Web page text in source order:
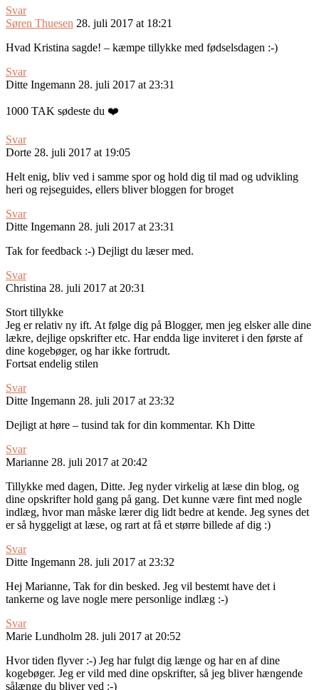
Svar
Søren Thuesen 28. juli 2017 at 18:21
Hvad Kristina sagde! – kæmpe tillykke med fødselsdagen :-)
Svar
Ditte Ingemann 28. juli 2017 at 23:31
1000 TAK sødeste du ❤️
Svar
Dorte 28. juli 2017 at 19:05
Helt enig, bliv ved i samme spor og hold dig til mad og udvikling
heri og rejseguides, ellers bliver bloggen for broget
Svar
Ditte Ingemann 28. juli 2017 at 23:31
Tak for feedback :-) Dejligt du læser med.
Svar
Christina 28. juli 2017 at 20:31
Stort tillykke
Jeg er relativ ny ift. At følge dig på Blogger, men jeg elsker alle dine
lækre, dejlige opskrifter etc. Har endda lige inviteret i den første af
dine kogebøger, og har ikke fortrudt.
Fortsat endelig stilen
Svar
Ditte Ingemann 28. juli 2017 at 23:32
Dejligt at høre – tusind tak for din kommentar. Kh Ditte
Svar
Marianne 28. juli 2017 at 20:42
Tillykke med dagen, Ditte. Jeg nyder virkelig at læse din blog, og
dine opskrifter hold gang på gang. Det kunne være fint med nogle
indlæg, hvor man måske lærer dig lidt bedre at kende. Jeg synes det
er så hyggeligt at læse, og rart at få et større billede af dig :)
Svar
Ditte Ingemann 28. juli 2017 at 23:32
Hej Marianne, Tak for din besked. Jeg vil bestemt have det i
tankerne og lave nogle mere personlige indlæg :-)
Svar
Marie Lundholm 28. juli 2017 at 20:52
Hvor tiden flyver :-) Jeg har fulgt dig længe og har en af dine
kogebøger. Jeg er vild med dine opskrifter, så jeg bliver hængende
sålænge du bliver ved :-)